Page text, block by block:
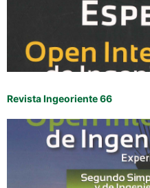
Revista Ingeoriente 66